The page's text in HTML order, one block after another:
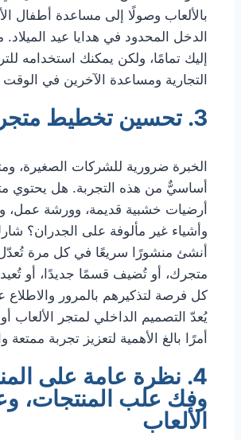
بالألعاب وصولًا إلى مساعدة أطفال
الدخل المحدود في هدايا عيد الميلاد.
إليك تمامًا، ولكن يمكنك استخدامه
التجارية ومساعدة الآخرين في
3. تحسين تخطيط متجرك
الخبرة ضرورية للشركات الصغيرة،
أساسيٌّ من هذه التجربة. هل يحتوي
أرضيات خشبية قديمة، وورشة عمل،
وأشياء غير مألوفة على الجدران؟
أنشئ منشورًا سريعًا في كل مرة
متجرك، أو تُضيف قسمًا جديدًا، أو تُعيد
كل فرصة لتذكيرهم بالمرور والاطلاع
يُعدّ التصميم الداخلي لمتجر الألعاب أو
أمرًا بالغ الأهمية لتعزيز تجربة ممتعة
4. نظرة عامة على
وفك علب المنتجات،
الألعاب